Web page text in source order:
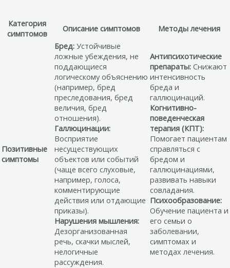
Категория
симптомов
Описание симптомов Методы лечения
Позитивные
симптомы
Бред: Устойчивые
ложные убеждения, не
поддающиеся
логическому объяснению
(например, бред
преследования, бред
величия, бред
отношения).
Галлюцинации:
Восприятие
несуществующих
объектов или событий
(чаще всего слуховые,
например, голоса,
комментирующие
действия или отдающие
приказы).
Нарушения мышления:
Дезорганизованная
речь, скачки мыслей,
нелогичные
рассуждения.
Антипсихотические
препараты: Снижают
интенсивность
бреда и
галлюцинаций.
Когнитивно-
поведенческая
терапия (КПТ):
Помогает пациентам
справляться с
бредом и
галлюцинациями,
развивать навыки
совладания.
Психообразование:
Обучение пациента и
его семьи о
заболевании,
симптомах и
методах лечения.